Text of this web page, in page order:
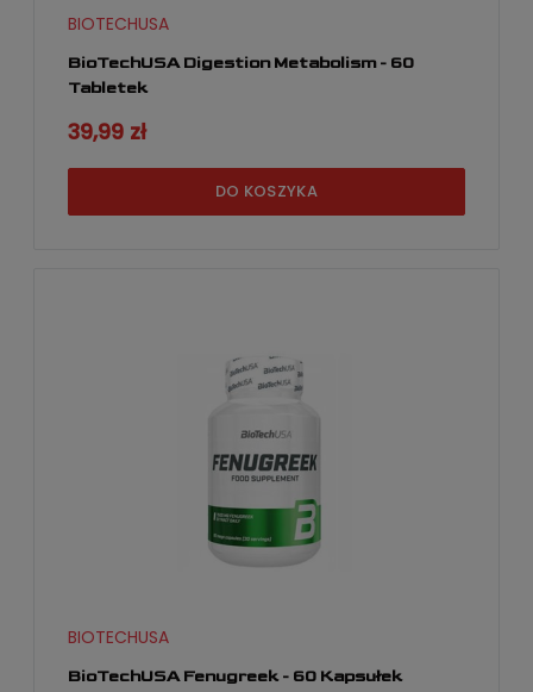
BioTechUSA Digestion Metabolism - 60
Tabletek
BIOTECHUSA
39,99 zł
DO KOSZYKA
BioTechUSA Fenugreek - 60 Kapsułek
BIOTECHUSA